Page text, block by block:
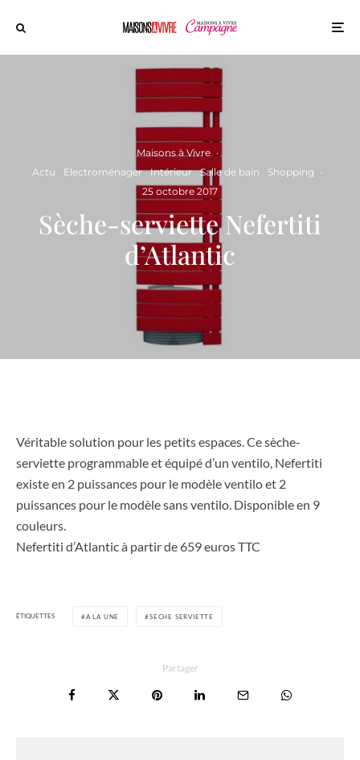
Maisons à Vivre ·
Actu
Electroménager Intérieur Salle de bain Shopping ·
25 octobre 2017
Sèche-serviette Nefertiti
d’Atlantic
Véritable solution pour les petits espaces. Ce sèche-
serviette programmable et équipé d’un ventilo, Nefertiti
existe en 2 puissances pour le modèle ventilo et 2
puissances pour le modèle sans ventilo. Disponible en 9
couleurs.
Nefertiti d’Atlantic à partir de 659 euros TTC
ÉTIQUETTES A LA UNE SECHE SERVIETTE
Partager